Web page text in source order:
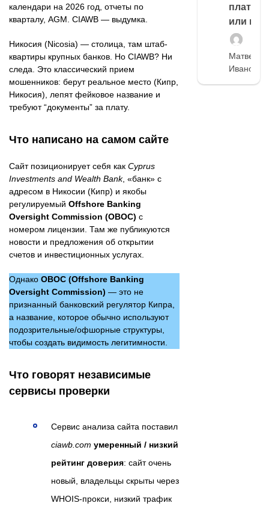
календари на 2026 год, отчеты по
кварталу, AGM. CIAWB — выдумка.
Никосия (Nicosia) — столица, там штаб-
квартиры крупных банков. Но CIAWB? Ни
следа. Это классический прием
мошенников: берут реальное место (Кипр,
Никосия), лепят фейковое название и
требуют “документы” за плату.
Что написано на самом сайте
Сайт позиционирует себя как Cyprus
Investments and Wealth Bank, «банк» с
адресом в Никосии (Кипр) и якобы
регулируемый Offshore Banking
Oversight Commission (OBOC) с
номером лицензии. Там же публикуются
новости и предложения об открытии
счетов и инвестиционных услугах.
Однако OBOC (Offshore Banking
Oversight Commission) — это не
признанный банковский регулятор Кипра,
а название, которое обычно используют
подозрительные/офшорные структуры,
чтобы создать видимость легитимности.
Что говорят независимые
сервисы проверки
Сервис анализа сайта поставил
ciawb.com умеренный / низкий
рейтинг доверия: сайт очень
новый, владельцы скрыты через
WHOIS-прокси, низкий трафик
платить
или
Матвей
Иванов